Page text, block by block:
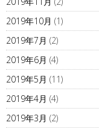
2019年10月 (1)
2019年7月 (2)
2019年6月 (4)
2019年5月 (11)
2019年4月 (4)
2019年3月 (2)